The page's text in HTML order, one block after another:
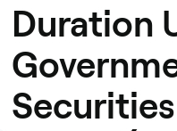
Duration
Securities